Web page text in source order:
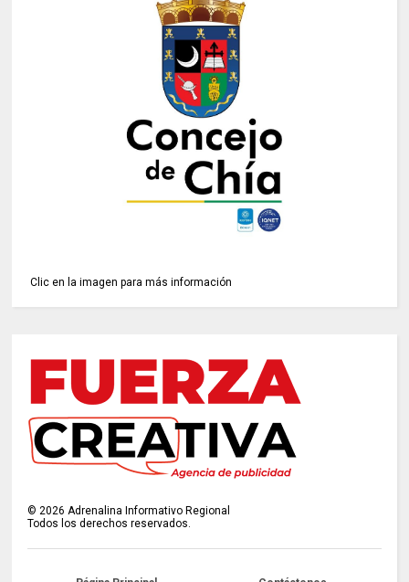
Clic en la imagen para más información
©2026 Adrenalina Informativo Regional
Todos los derechos reservados.